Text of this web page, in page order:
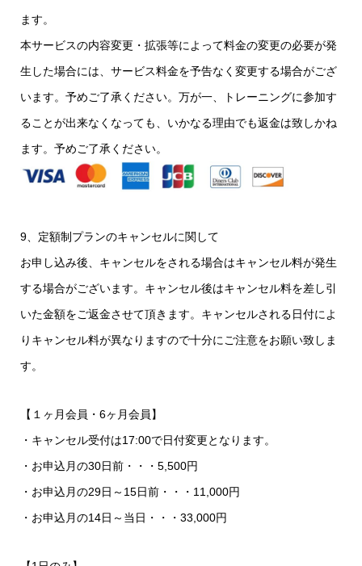
ます。
本サービスの内容変更・拡張等によって料金の変更の必要が発
生した場合には、サービス料金を予告なく変更する場合がござ
います。予めご了承ください。万が一、トレーニングに参加す
ることが出来なくなっても、いかなる理由でも返金は致しかね
ます。予めご了承ください。
9、定額制プランのキャンセルに関して
お申し込み後、キャンセルをされる場合はキャンセル料が発生
する場合がございます。キャンセル後はキャンセル料を差し引
いた金額をご返金させて頂きます。キャンセルされる日付によ
りキャンセル料が異なりますので十分にご注意をお願い致しま
す。
【１ヶ月会員・6ヶ月会員】
・キャンセル受付は17:00で日付変更となります。
・お申込月の30日前・・・5,500円
・お申込月の29日～15日前・・・11,000円
・お申込月の14日～当日・・・33,000円